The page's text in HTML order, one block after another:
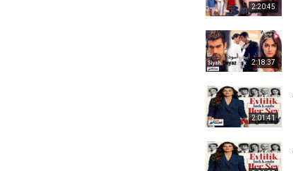
2:20:45
2:18:37
2:01:41